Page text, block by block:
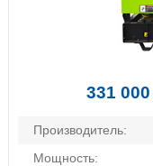
331 000
Производитель:
Мощность: